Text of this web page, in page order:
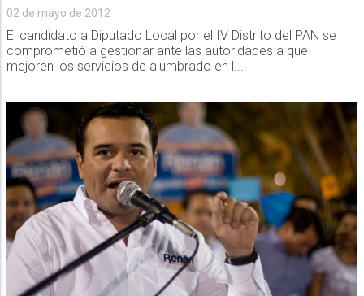
02 de mayo de 2012
El candidato a Diputado Local por el IV Distrito del PAN se
comprometió a gestionar ante las autoridades a que
mejoren los servicios de alumbrado en l...